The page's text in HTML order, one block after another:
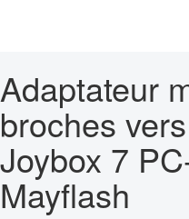
Adaptateur
broches
Joybox 7
Mayflash